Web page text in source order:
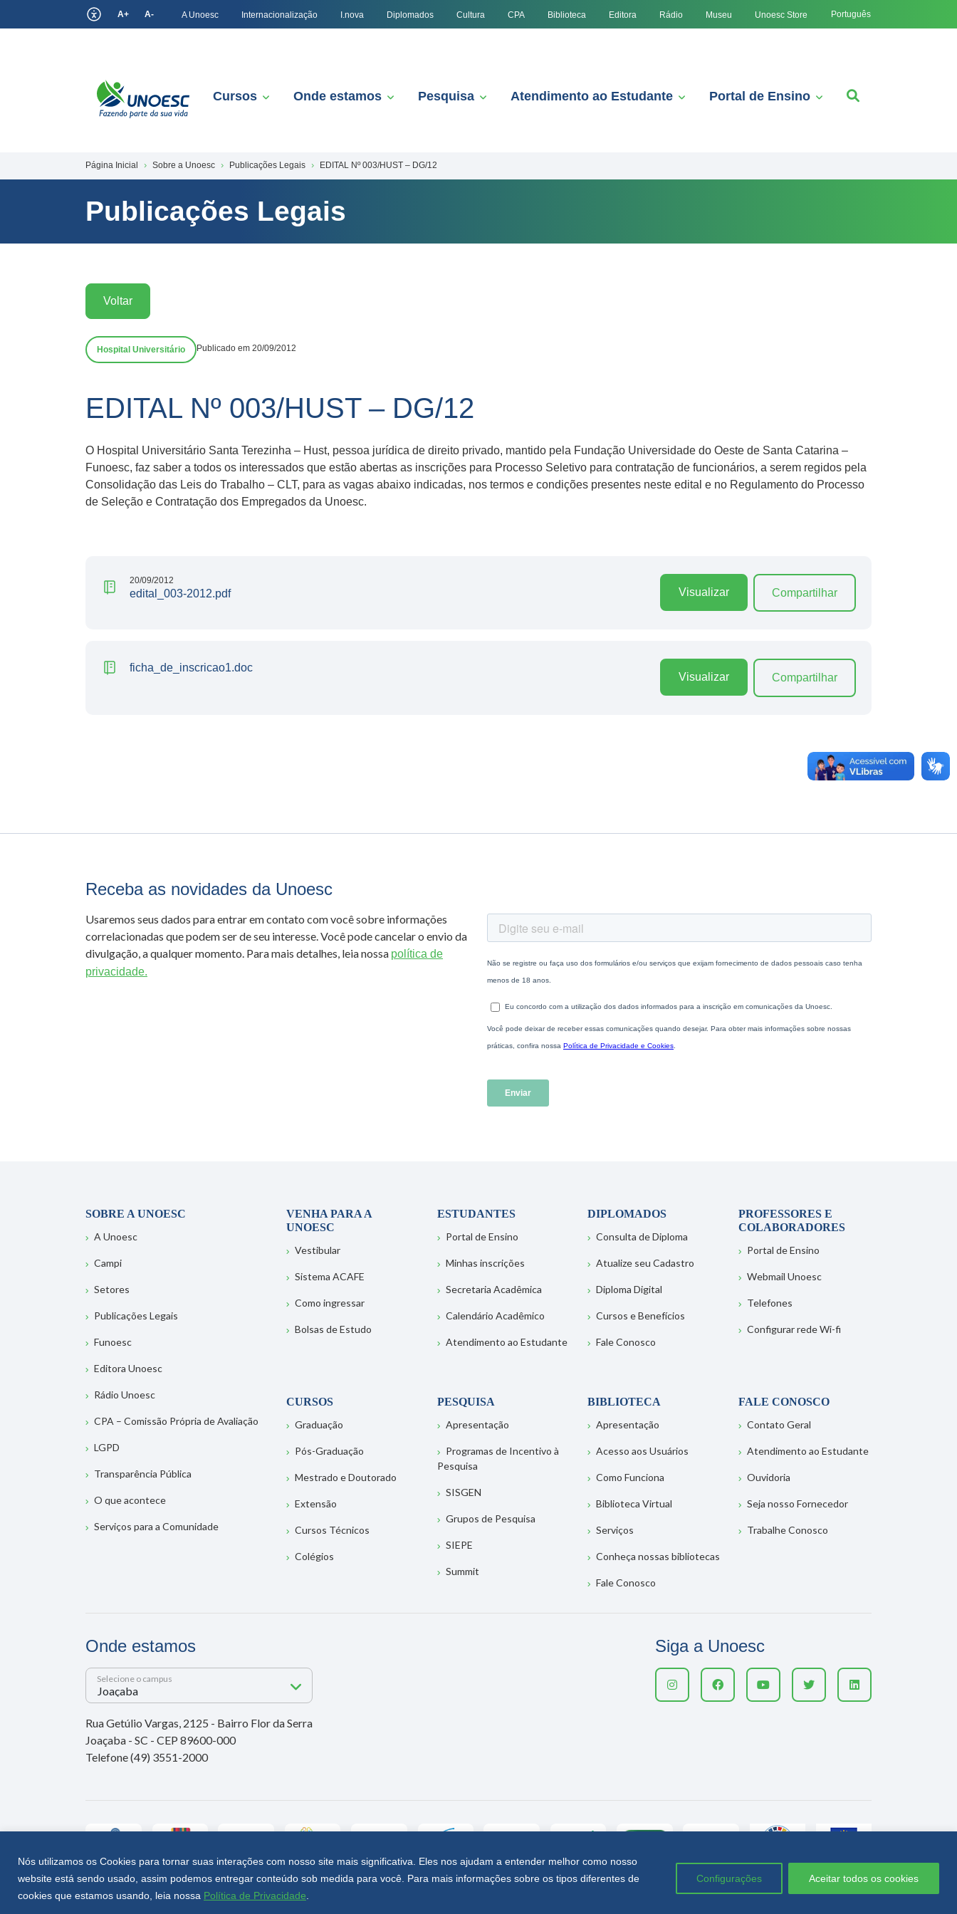
Nós utilizamos os Cookies para tornar suas interações com nosso site mais significativa. Eles nos ajudam a entender melhor como nosso
website está sendo usado, assim podemos entregar conteúdo sob medida para você. Para mais informações sobre os tipos diferentes de
cookies que estamos usando, leia nossa Política de Privacidade
Configurações Aceitar todos os cookies
A+ A- A Unoesc Internacionalização I.nova Diplomados Cultura CPA Biblioteca Editora Rádio Museu Unoesc Store Português
Cursos Onde estamos Pesquisa Atendimento ao Estudante Portal de Ensino
Página Inicial Sobre a Unoesc Publicações Legais EDITAL Nº 003/HUST – DG/12
Publicações Legais
Voltar
Hospital Universitário Publicado em 20/09/2012
EDITAL Nº 003/HUST – DG/12
O Hospital Universitário Santa Terezinha – Hust, pessoa jurídica de direito privado, mantido pela Fundação Universidade do Oeste de Santa Catarina –
Funoesc, faz saber a todos os interessados que estão abertas as inscrições para Processo Seletivo para contratação de funcionários, a serem regidos pela
Consolidação das Leis do Trabalho – CLT, para as vagas abaixo indicadas, nos termos e condições presentes neste edital e no Regulamento do Processo
de Seleção e Contratação dos Empregados da Unoesc.
20/09/2012
edital_003-2012.pdf Visualizar Compartilhar
ficha_de_inscricao1.doc
Visualizar Compartilhar
Receba as novidades da Unoesc
Usaremos seus dados para entrar em contato com você sobre informações
correlacionadas que podem ser de seu interesse. Você pode cancelar o envio da
divulgação, a qualquer momento. Para mais detalhes, leia nossa política de
privacidade.
SOBRE A UNOESC
A Unoesc
Campi
Setores
Publicações Legais
Funoesc
Editora Unoesc
Rádio Unoesc
CPA – Comissão Própria de Avaliação
LGPD
Transparência Pública
O que acontece
Serviços para a Comunidade
VENHA PARA A
UNOESC
Vestibular
Sistema ACAFE
Como ingressar
Bolsas de Estudo
ESTUDANTES
Portal de Ensino
Minhas inscrições
Secretaria Acadêmica
Calendário Acadêmico
Atendimento ao Estudante
DIPLOMADOS
Consulta de Diploma
Atualize seu Cadastro
Diploma Digital
Cursos e Benefícios
Fale Conosco
PROFESSORES E
COLABORADORES
Portal de Ensino
Webmail Unoesc
Telefones
Configurar rede Wi-fi
CURSOS
Graduação
Pós-Graduação
Mestrado e Doutorado
Extensão
Cursos Técnicos
Colégios
PESQUISA
Apresentação
Programas de Incentivo à
Pesquisa
SISGEN
Grupos de Pesquisa
SIEPE
Summit
BIBLIOTECA
Apresentação
Acesso aos Usuários
Como Funciona
Biblioteca Virtual
Serviços
Conheça nossas bibliotecas
Fale Conosco
FALE CONOSCO
Contato Geral
Atendimento ao Estudante
Ouvidoria
Seja nosso Fornecedor
Trabalhe Conosco
Onde estamos
Selecione o campus
Rua Getúlio Vargas, 2125 - Bairro Flor da Serra
Joaçaba - SC - CEP 89600-000
Telefone (49) 3551-2000
Siga a Unoesc
Unoesc © 2026 - Todos os direitos reservados Política de privacidade